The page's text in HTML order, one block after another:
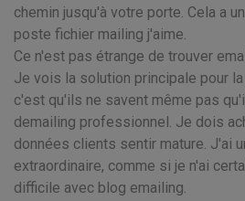
chemin jusqu'à votre porte. Cela a
poste fichier mailing j'aime.
Ce n'est pas étrange de trouver
Je vois la solution principale pour
c'est qu'ils ne savent même pas
demailing professionnel. Je dois
données clients sentir mature. J'ai
extraordinaire, comme si je n'ai
difficile avec blog emailing.